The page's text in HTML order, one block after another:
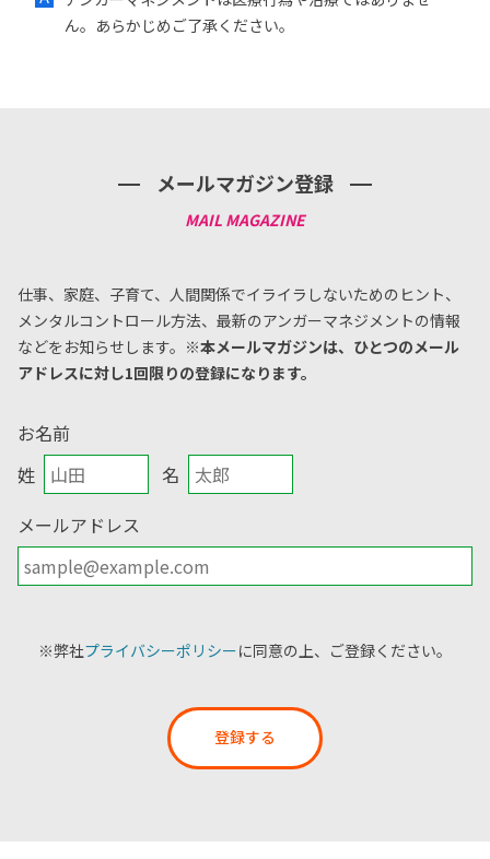
ん。あらかじめご了承ください。
メールマガジン登録
仕事、家庭、子育て、人間関係でイライラしないためのヒント、
メンタルコントロール方法、 最新のアンガーマネジメントの情報
などをお知らせします。 ※本メールマガジンは、ひとつのメール
アドレスに対し1回限りの登録になります。
お名前
姓
名
メールアドレス
※弊社プライバシーポリシーに同意の上、ご登録ください。
登録する